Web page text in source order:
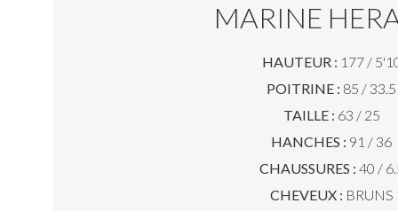
MARINE
HAUTEUR : 177 /
POITRINE : 85 / 33.5
TAILLE : 63 / 25
HANCHES : 91 / 36
CHAUSSURES : 40 /
CHEVEUX : BRUNS